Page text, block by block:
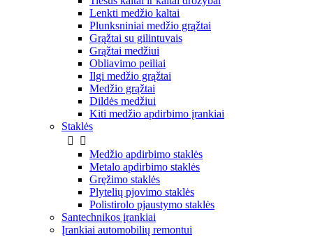
Lenkti medžio kaltai
Plunksniniai medžio grąžtai
Grąžtai su gilintuvais
Grąžtai medžiui
Obliavimo peiliai
Ilgi medžio grąžtai
Medžio grąžtai
Dildės medžiui
Kiti medžio apdirbimo įrankiai
Staklės


Medžio apdirbimo staklės
Metalo apdirbimo staklės
Gręžimo staklės
Plytelių pjovimo staklės
Polistirolo pjaustymo staklės
Santechnikos įrankiai
Įrankiai automobilių remontui